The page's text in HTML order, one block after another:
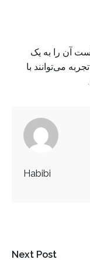
آن را به یک
می‌توانند با
Habibi
Next Post